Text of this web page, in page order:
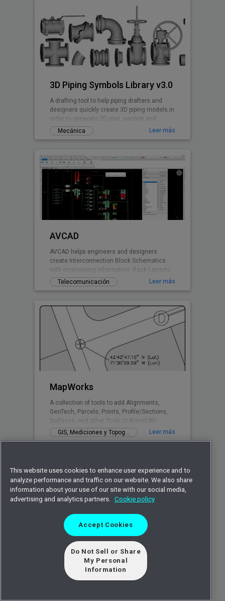
3D Piping Symbols Library v3.0
A drafting tool to help piping drafters and
designers quickly create 3D piping models in
order to generate 2D plan, section and
elevation drawings.
Mecánica Leer más
AVCAD
AVCAD helps engineers and designers
create Interconnection Block Schematics
with engineering information. Rack Layouts,
Cable, Equipments Lists and more.
Telecomunicación Leer más
MapWorks
A collection of tools to add Alignments,
GeoTech, Parcels, Points, Profile/Sections,
Surfaces, and other Tools to BricsCAD.
GIS, Mediciones y Topografía
Leer más
Increment
A dialog box providing tools to increment
numeric, alphabetic, alphanumeric,
hexadecimal or roman numerals values
contained in texts, mtexts or block attribute
This website uses cookies to enhance user experience and to
analyze performance and traffic on our website. We also share
information about your use of our site with our social media,
advertising and analytics partners.
Cookie policy
Accept Cookies
Do Not Sell or Share
My Personal
Information